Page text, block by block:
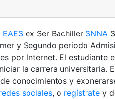
EAES ex Ser Bachiller SNNA
y Segundo periodo
por Internet. El estudiante
la carrera universitaria.
conocimientos y
sociales, o regístrate y